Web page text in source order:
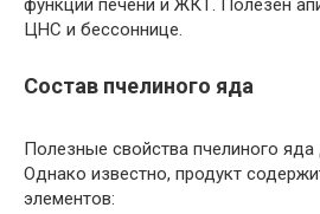
ЦНС и бессоннице.
Состав пчелиного яда
Полезные свойства пчелиного яда
Однако известно, продукт
элементов: